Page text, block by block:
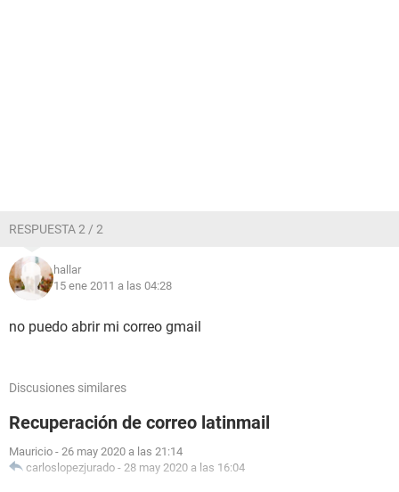
RESPUESTA 2 / 2
hallar
15 ene 2011 a las 04:28
no puedo abrir mi correo gmail
Discusiones similares
Recuperación de correo latinmail
Mauricio - 26 may 2020 a las 21:14
carloslopezjurado - 28 may 2020 a las 16:04